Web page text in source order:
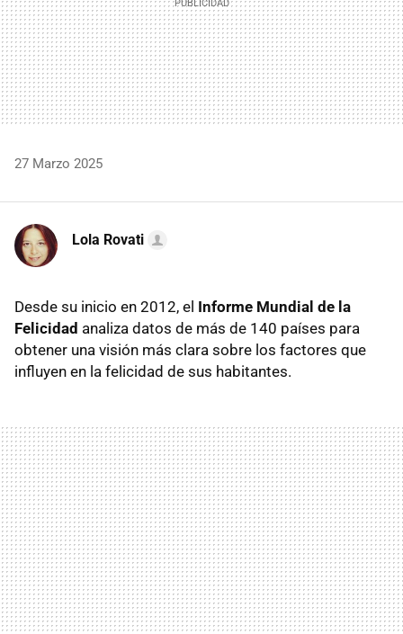
27 Marzo 2025
Lola Rovati
Desde su inicio en 2012, el Informe Mundial de la
Felicidad analiza datos de más de 140 países para
obtener una visión más clara sobre los factores que
influyen en la felicidad de sus habitantes.